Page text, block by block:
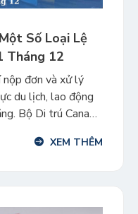
Số Loại Lệ
Tháng 12
đơn và xử lý
du lịch, lao động
Bộ Di trú Canada
xin gia […]XEM THÊM